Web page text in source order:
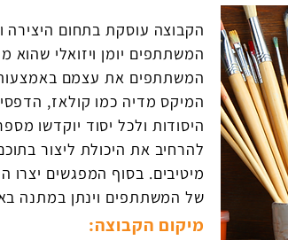
הקבוצה עוסקת בתחום היצירה
המשתתפים יומן ויזואלי
המשתתפים את עצמם באמצעות
המיקס מדיה כמו קולאז,
היסודות ולכל יסוד יוקדשו
להרחיב את היכולת ליצור בתוכם
מיטיבים. בסוף המפגשים יצרו
של המשתתפים וינתן במתנה
מיקום הקבוצה: